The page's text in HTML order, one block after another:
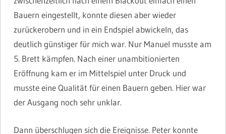
Bauern eingestellt, konnte diesen aber wieder
zurückerobern und in ein Endspiel abwickeln, das
deutlich günstiger für mich war. Nur Manuel musste am
5. Brett kämpfen. Nach einer unambitionierten
Eröffnung kam er im Mittelspiel unter Druck und
musste eine Qualität für einen Bauern geben. Hier war
der Ausgang noch sehr unklar.
Dann überschlugen sich die Ereignisse. Peter konnte